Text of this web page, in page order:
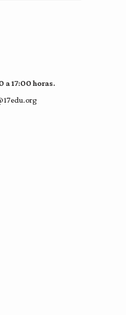
a 17:00 horas.